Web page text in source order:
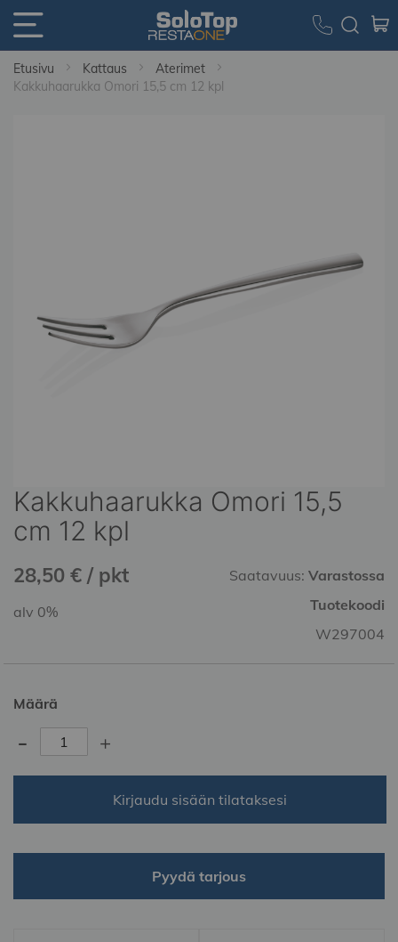
Etusivu Kattaus
Aterimet
Kakkuhaarukka Omori 15,5 cm 12 kpl
Kakkuhaarukka Omori 15,5
cm 12 kpl
28,50 € / pkt Saatavuus: Varastossa
Tuotekoodi
W297004
alv 0%
Määrä
- +
Kirjaudu sisään tilataksesi
Pyydä tarjous
Skip
to
the
of
images